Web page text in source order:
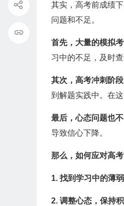
其实，高考前成绩
问题和不足。
首先，大量的模拟
习中的不足，及时
其次，高考冲刺阶
到解题实践中。在
最后，心态问题也不
导致信心下降。
那么，如何应对高
1. 找到学习中的薄
2. 调整心态，保持积